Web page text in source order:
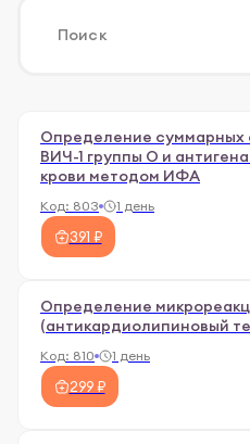
Определение суммарных
ВИЧ-1 группы О и
крови методом ИФА
Код: 803 1 день
391 ₽
Определение
(антикардиолипиновый
Код: 810 1 день
299 ₽